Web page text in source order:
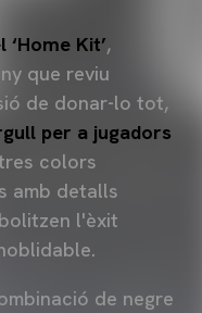
‘Home Kit’,
que reviu
de donar-lo tot,
per a jugadors
colors
amb detalls
l'èxit
de negre